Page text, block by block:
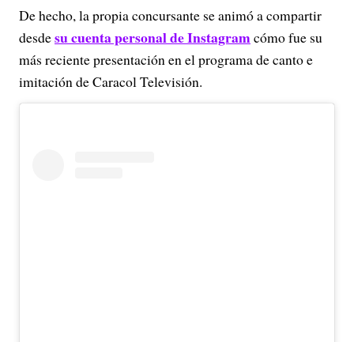
De hecho, la propia concursante se animó a compartir
desdesu cuenta personal de Instagramcómo fue su
más reciente presentación en el programa de canto e
imitación de Caracol Televisión.